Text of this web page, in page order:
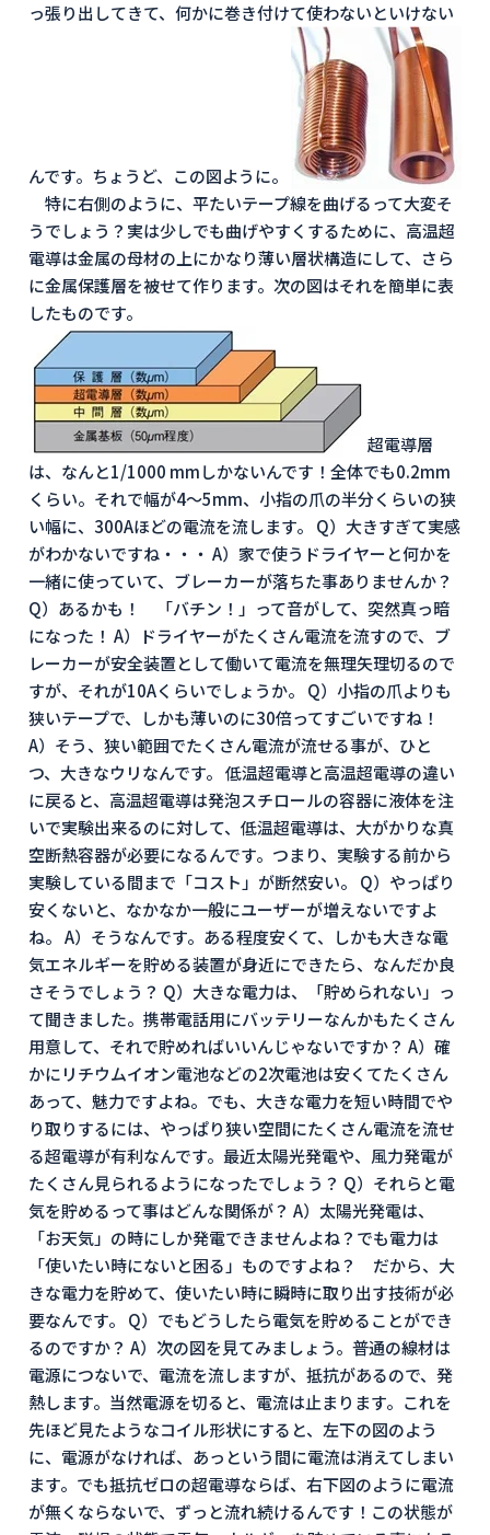
っ張り出してきて、何かに巻き付けて使わないといけない
んです。ちょうど、この図ように。
特に右側のように、平たいテープ線を曲げるって大変そ
うでしょう？実は少しでも曲げやすくするために、高温超
電導は金属の母材の上にかなり薄い層状構造にして、さら
に金属保護層を被せて作ります。次の図はそれを簡単に表
したものです。
超電導層
は、なんと1/1000 mmしかないんです！全体でも0.2mm
くらい。それで幅が4～5mm、小指の爪の半分くらいの狭
い幅に、300Aほどの電流を流します。 Q）大きすぎて実感
がわかないですね・・・ A）家で使うドライヤーと何かを
一緒に使っていて、ブレーカーが落ちた事ありませんか？
Q）あるかも！ 「バチン！」って音がして、突然真っ暗
になった！ A）ドライヤーがたくさん電流を流すので、ブ
レーカーが安全装置として働いて電流を無理矢理切るので
すが、それが10Aくらいでしょうか。 Q）小指の爪よりも
狭いテープで、しかも薄いのに30倍ってすごいですね！
A）そう、狭い範囲でたくさん電流が流せる事が、ひと
つ、大きなウリなんです。 低温超電導と高温超電導の違い
に戻ると、高温超電導は発泡スチロールの容器に液体を注
いで実験出来るのに対して、低温超電導は、大がかりな真
空断熱容器が必要になるんです。つまり、実験する前から
実験している間まで「コスト」が断然安い。 Q）やっぱり
安くないと、なかなか一般にユーザーが増えないですよ
ね。 A）そうなんです。ある程度安くて、しかも大きな電
気エネルギーを貯める装置が身近にできたら、なんだか良
さそうでしょう？ Q）大きな電力は、「貯められない」っ
て聞きました。携帯電話用にバッテリーなんかもたくさん
用意して、それで貯めればいいんじゃないですか？ A）確
かにリチウムイオン電池などの2次電池は安くてたくさん
あって、魅力ですよね。でも、大きな電力を短い時間でや
り取りするには、やっぱり狭い空間にたくさん電流を流せ
る超電導が有利なんです。最近太陽光発電や、風力発電が
たくさん見られるようになったでしょう？ Q）それらと電
気を貯めるって事はどんな関係が？ A）太陽光発電は、
「お天気」の時にしか発電できませんよね？でも電力は
「使いたい時にないと困る」ものですよね？ だから、大
きな電力を貯めて、使いたい時に瞬時に取り出す技術が必
要なんです。 Q）でもどうしたら電気を貯めることができ
るのですか？ A）次の図を見てみましょう。普通の線材は
電源につないで、電流を流しますが、抵抗があるので、発
熱します。当然電源を切ると、電流は止まります。これを
先ほど見たようなコイル形状にすると、左下の図のよう
に、電源がなければ、あっという間に電流は消えてしまい
ます。でも抵抗ゼロの超電導ならば、右下図のように電流
が無くならないで、ずっと流れ続けるんです！この状態が